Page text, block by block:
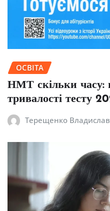
ОСВІТА
НМТ скільки часу:
тривалості тесту
Терещенко Владислав